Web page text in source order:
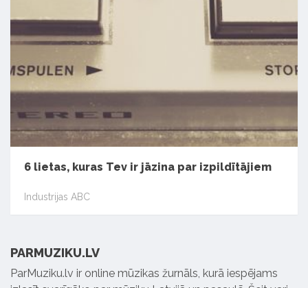
6 lietas, kuras Tev ir jāzina par izpildītājiem
Industrijas ABC
PARMUZIKU.LV
ParMuziku.lv ir online mūzikas žurnāls, kurā iespējams